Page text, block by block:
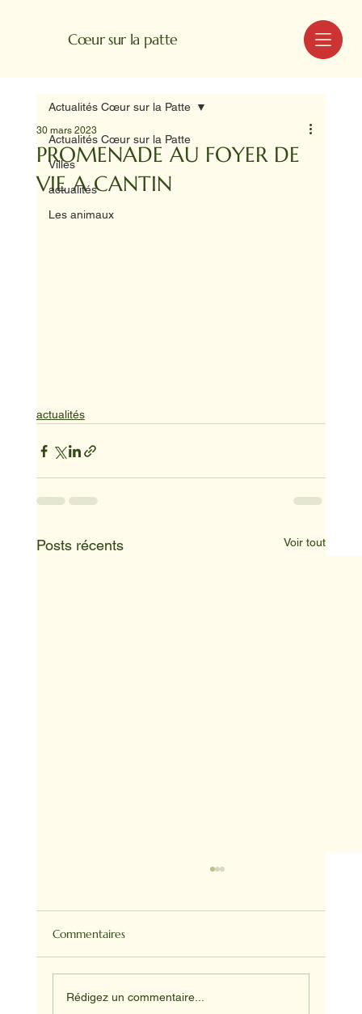
Cœur sur la patte MENU
Actualités Cœur sur la Patte
Villes
actualités
Les animaux
Actualités Cœur sur la Patte
PROMENADE AU FOYER DE
VIE A CANTIN
30 mars 2023
actualités
Posts récents Voir tout
Commentaires
Rédigez un commentaire...